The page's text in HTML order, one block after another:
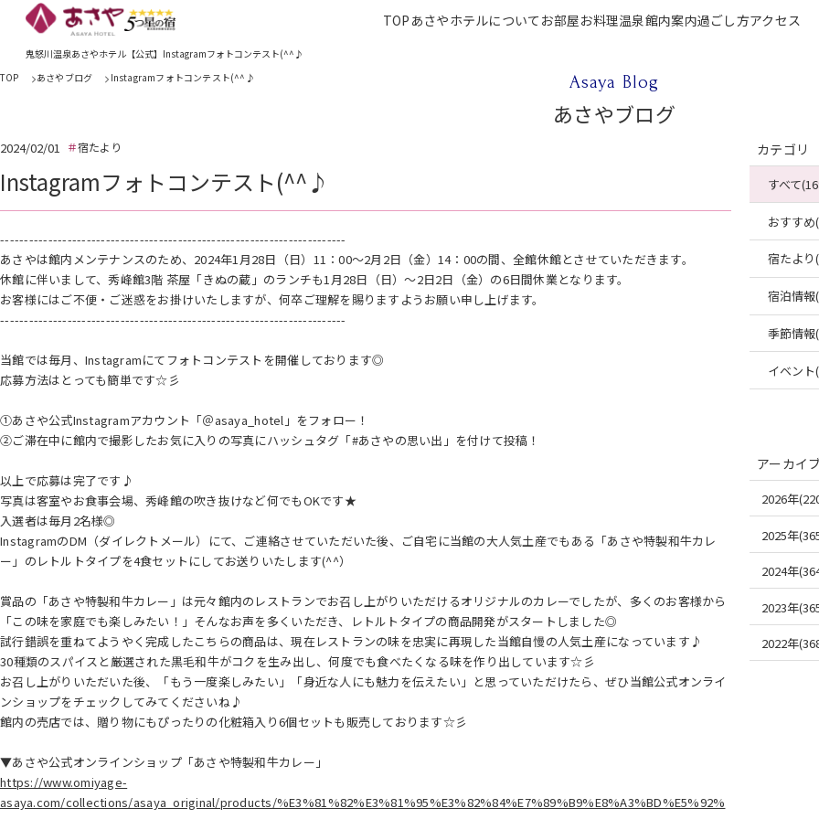
TOP あさやホテルについて お部屋お料理温泉館内案内過ごし方アクセス
鬼怒川温泉あさやホテル【公式】Instagramフォトコンテスト(^^♪
TOP あさやブログ Instagramフォトコンテスト(^^♪ Asaya Blog
あさやブログ
2024/02/01 宿たより
Instagramフォトコンテスト(^^♪
------------------------------------------------------------------------
あさやは館内メンテナンスのため、2024年1月28日（日）11：00～2月2日（金）14：00の間、全館休館とさせていただきます。
休館に伴いまして、秀峰館3階 茶屋「きぬの蔵」のランチも1月28日（日）～2日2日（金）の6日間休業となります。
お客様にはご不便・ご迷惑をお掛けいたしますが、何卒ご理解を賜りますようお願い申し上げます。
------------------------------------------------------------------------
当館では毎月、Instagramにてフォトコンテストを開催しております◎
応募方法はとっても簡単です☆彡
①あさや公式Instagramアカウント「＠asaya_hotel」をフォロー！
➁ご滞在中に館内で撮影したお気に入りの写真にハッシュタグ「#あさやの思い出」を付けて投稿！
以上で応募は完了です♪
写真は客室やお食事会場、秀峰館の吹き抜けなど何でもOKです★
入選者は毎月2名様◎
InstagramのDM（ダイレクトメール）にて、ご連絡させていただいた後、ご自宅に当館の大人気土産でもある「あさや特製和牛カレ
ー」のレトルトタイプを4食セットにしてお送りいたします(^^）
賞品の「あさや特製和牛カレー」は元々館内のレストランでお召し上がりいただけるオリジナルのカレーでしたが、多くのお客様から
「この味を家庭でも楽しみたい！」そんなお声を多くいただき、レトルトタイプの商品開発がスタートしました◎
試行錯誤を重ねてようやく完成したこちらの商品は、現在レストランの味を忠実に再現した当館自慢の人気土産になっています♪
30種類のスパイスと厳選された黒毛和牛がコクを生み出し、何度でも食べたくなる味を作り出しています☆彡
お召し上がりいただいた後、「もう一度楽しみたい」「身近な人にも魅力を伝えたい」と思っていただけたら、ぜひ当館公式オンライ
ンショップをチェックしてみてくださいね♪
館内の売店では、贈り物にもぴったりの化粧箱入り6個セットも販売しております☆彡
▼あさや公式オンラインショップ「あさや特製和牛カレー」
https://www.omiyage-
asaya.com/collections/asaya_original/products/%E3%81%82%E3%81%95%E3%82%84%E7%89%B9%E8%A3%BD%E5%92%
カテゴリ
すべて
おすすめ
宿たより
宿泊情報
季節情報
イベント
アーカイ
2026年
2025年
2024年
2023年
2022年